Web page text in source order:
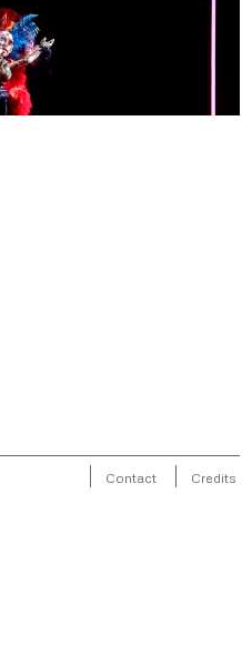
Contact Credits